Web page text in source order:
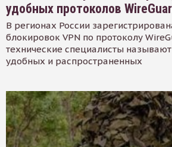
удобных протоколов
В регионах России
блокировок VPN по протоколу
технические специалисты
удобных и распространенных